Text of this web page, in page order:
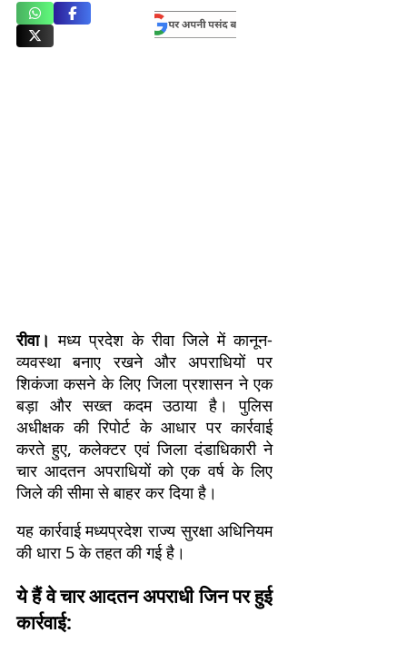
रीवा। मध्य प्रदेश के रीवा जिले में कानून-
व्यवस्था बनाए रखने और अपराधियों पर
शिकंजा कसने के लिए जिला प्रशासन ने एक
बड़ा और सख्त कदम उठाया है। पुलिस
अधीक्षक की रिपोर्ट के आधार पर कार्रवाई
करते हुए, कलेक्टर एवं जिला दंडाधिकारी ने
चार आदतन अपराधियों को एक वर्ष के लिए
जिले की सीमा से बाहर कर दिया है।
यह कार्रवाई मध्यप्रदेश राज्य सुरक्षा अधिनियम
की धारा 5 के तहत की गई है।
ये हैं वे चार आदतन अपराधी जिन पर हुई
कार्रवाई: